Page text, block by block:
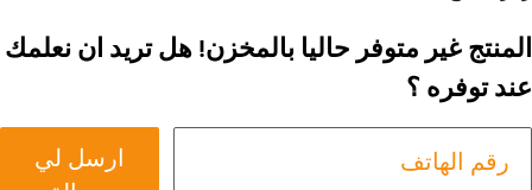
المنتج غير متوفر حاليا بالمخزن! هل تريد ان نعلمك
عند توفره ؟
ارسل لي